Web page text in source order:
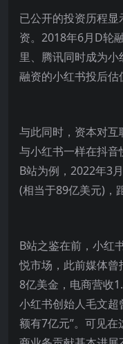
已公开的投资历程
资。2018年6月D轮
里、腾讯同时成为
融资的小红书投后估
与此同时，资本对
与小红书一样在抖
B站为例，2022年3
(相当于89亿美元)，
B站之鉴在前，小红
悦市场，此前媒体
8亿美金，电商营收
小红书创始人毛文超
额有7亿元”。可见